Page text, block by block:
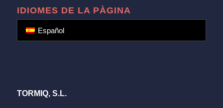
IDIOMES DE LA PÀGINA
Español
TORMIQ, S.L.